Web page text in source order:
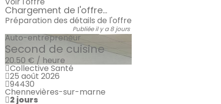
Chargement de l'offre...
Préparation des détails de l'offre
Publiée il y a 8 jours
Auto-entrepreneur
Second de cuisine
20.50 € / heure
Collective Santé
25 août 2026
94430
Chennevières-sur-marne
2 jours